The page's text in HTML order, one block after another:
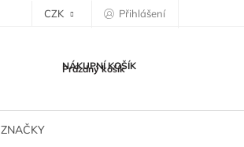
CZK Přihlášení
NÁKUPNÍ KOŠÍK
Prázdný košík
ZNAČKY